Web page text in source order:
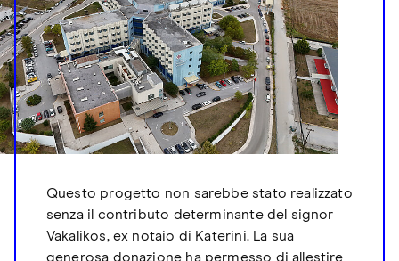
Questo progetto non sarebbe stato realizzato
senza il contributo determinante del signor
Vakalikos, ex notaio di Katerini. La sua
generosa donazione ha permesso di allestire